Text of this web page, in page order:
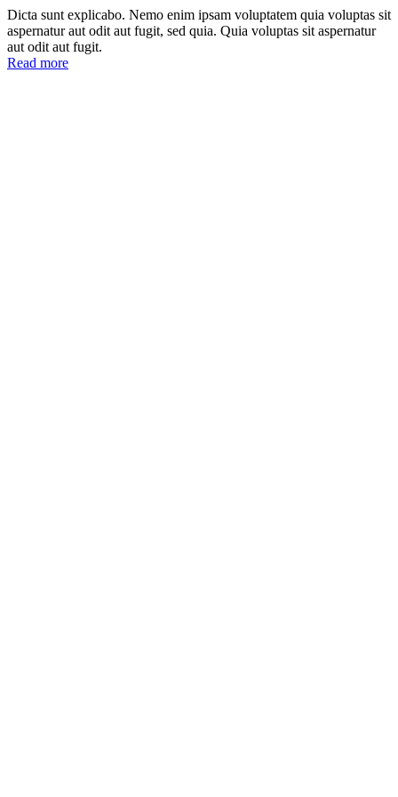
Dicta sunt explicabo. Nemo enim ipsam voluptatem quia voluptas sit
aspernatur aut odit aut fugit, sed quia. Quia voluptas sit aspernatur
aut odit aut fugit.
Read more